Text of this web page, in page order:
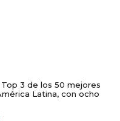
3 de los 50 mejores
Latina, con ocho